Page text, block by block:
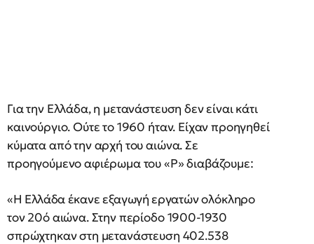
Για την Ελλάδα, η μετανάστευση δεν είναι κάτι
καινούργιο. Ούτε το 1960 ήταν. Είχαν προηγηθεί
κύματα από την αρχή του αιώνα. Σε
προηγούμενο αφιέρωμα του «Ρ» διαβάζουμε:
«Η Ελλάδα έκανε εξαγωγή εργατών ολόκληρο
τον 20ό αιώνα. Στην περίοδο 1900-1930
σπρώχτηκαν στη μετανάστευση 402.538